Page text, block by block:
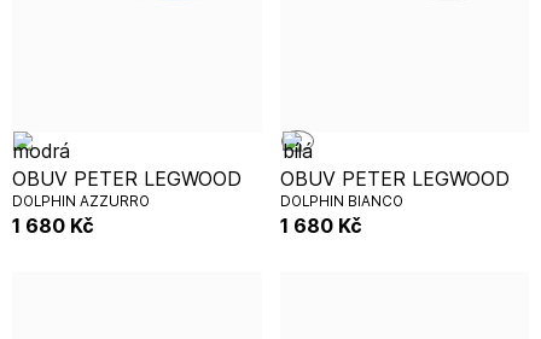
OBUV PETER LEGWOOD
DOLPHIN AZZURRO
1 680 Kč
OBUV PETER LEGWOOD
DOLPHIN BIANCO
1 680 Kč